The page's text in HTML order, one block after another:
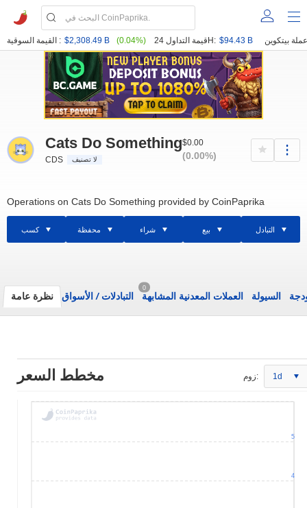
القيمة السوقية : $2,308.49 B (0.04%) قيمة التداول 24H: $94.43 B
Cats Do Something
CDS لا تصنيف
$0.00
(0.00%)
Operations on Cats Do Something provided by CoinPaprika
كسب محفظة شراء بيع التبادل
نظرة عامة التبادلات/ الأسواق
0
العملات المعدنية المشابهة السيولة
مخطط السعر زوم: 1d
4
5